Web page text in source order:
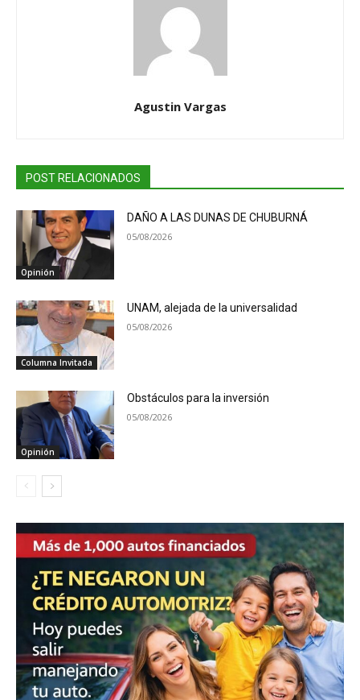
Agustin Vargas
POST RELACIONADOS
Opinión
DAÑO A LAS DUNAS DE CHUBURNÁ
05/08/2026
Columna Invitada
UNAM, alejada de la universalidad
05/08/2026
Opinión
Obstáculos para la inversión
05/08/2026